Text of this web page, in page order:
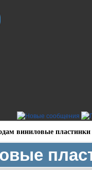
виниловые пластинки